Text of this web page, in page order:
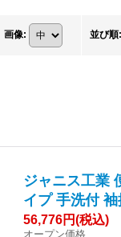
画像: 並び順:
ジャニス工業
イプ 手洗付
56,776円(税込)
オープン価格